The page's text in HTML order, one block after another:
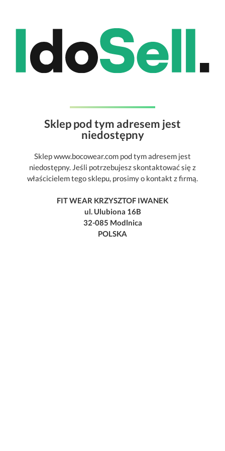
Sklep pod tym adresem jest
niedostępny
Sklep www.bocowear.com pod tym adresem jest
niedostępny. Jeśli potrzebujesz skontaktować się z
właścicielem tego sklepu, prosimy o kontakt z firmą.
FIT WEAR KRZYSZTOF IWANEK
ul. Ulubiona 16B
32-085 Modlnica
POLSKA